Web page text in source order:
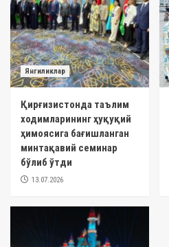
Янгиликлар
Қирғизистонда таълим
ходимларининг ҳуқуқий
ҳимоясига бағишланган
минтақавий семинар
бўлиб ўтди
13.07.2026